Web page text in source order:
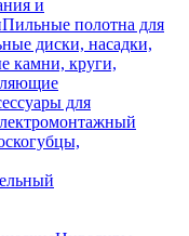
и
Пильные полотна для
диски, насадки,
камни, круги,
для